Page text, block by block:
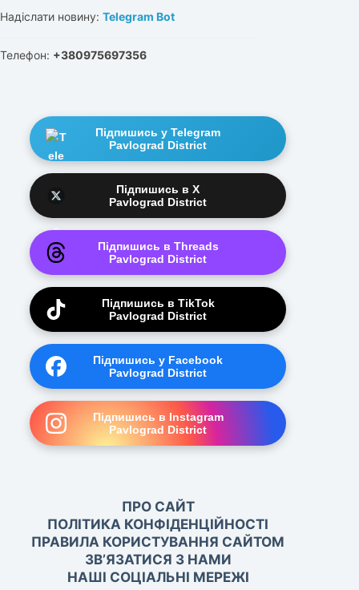
Надіслати новину: Telegram Bot
Телефон: +380975697356
Підпишись у Telegram
Pavlograd District
Підпишись в X
Pavlograd District
Підпишись в Threads
Pavlograd District
Підпишись в TikTok
Pavlograd District
Підпишись у Facebook
Pavlograd District
Підпишись в Instagram
Pavlograd District
ПРО САЙТ
ПОЛІТИКА КОНФІДЕНЦІЙНОСТІ
ПРАВИЛА КОРИСТУВАННЯ САЙТОМ
ЗВ’ЯЗАТИСЯ З НАМИ
НАШІ СОЦІАЛЬНІ МЕРЕЖІ